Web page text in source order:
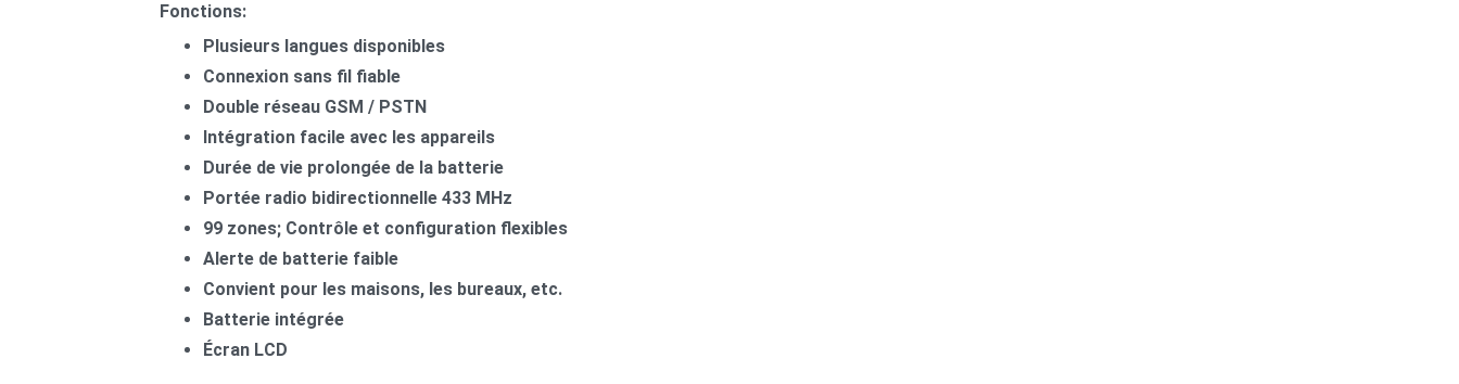
Fonctions:
Plusieurs langues disponibles
Connexion sans fil fiable
Double réseau GSM / PSTN
Intégration facile avec les appareils
Durée de vie prolongée de la batterie
Portée radio bidirectionnelle 433 MHz
99 zones; Contrôle et configuration flexibles
Alerte de batterie faible
Convient pour les maisons, les bureaux, etc.
Batterie intégrée
Écran LCD